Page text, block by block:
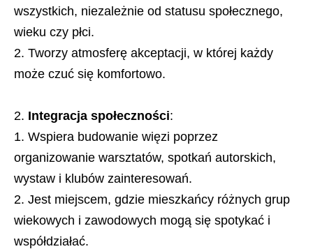
wszystkich, niezależnie od statusu społecznego,
wieku czy płci.
Tworzy atmosferę akceptacji, w której każdy
może czuć się komfortowo.
Integracja społeczności:
Wspiera budowanie więzi poprzez
organizowanie warsztatów, spotkań autorskich,
wystaw i klubów zainteresowań.
Jest miejscem, gdzie mieszkańcy różnych grup
wiekowych i zawodowych mogą się spotykać i
współdziałać.